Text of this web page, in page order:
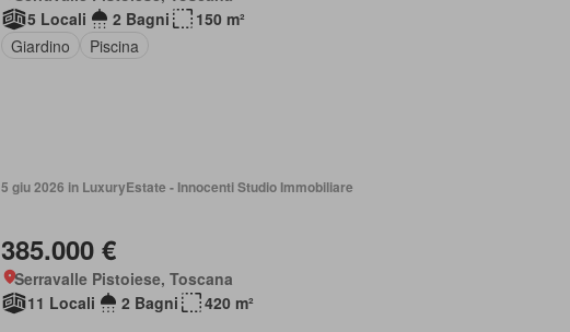
5 Locali
2 Bagni
150 m²
Giardino
Piscina
5 giu 2026 in LuxuryEstate - Innocenti Studio Immobiliare
385.000 €
Serravalle Pistoiese, Toscana
11 Locali
2 Bagni 420 m²